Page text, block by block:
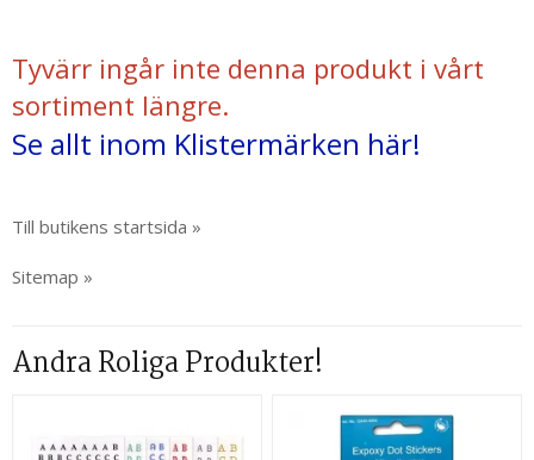
Tyvärr ingår inte denna produkt i vårt
sortiment längre.
Se allt inom Klistermärken här!
Till butikens startsida »
Sitemap »
Andra Roliga Produkter!